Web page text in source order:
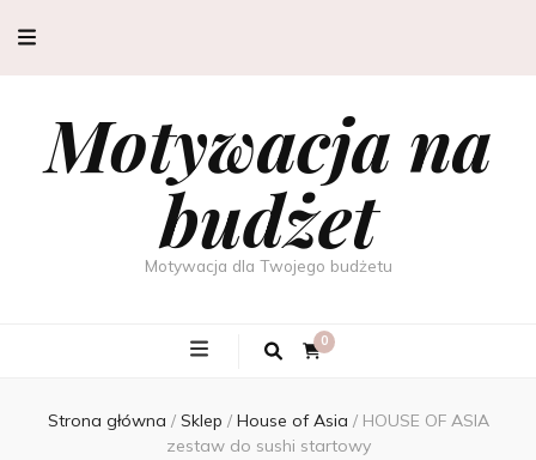
Motywacja na
budżet
Motywacja dla Twojego budżetu
0
Strona główna / Sklep / House of Asia / HOUSE OF ASIA
zestaw do sushi startowy